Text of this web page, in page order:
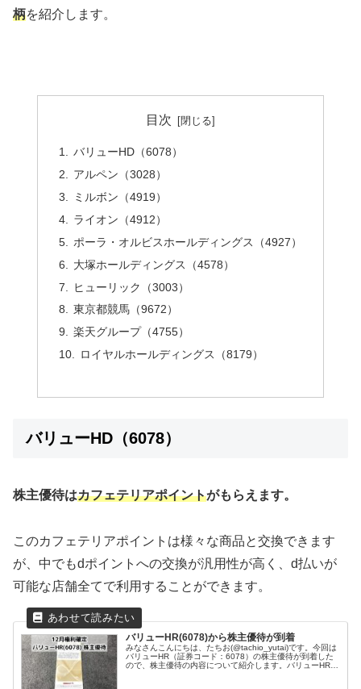
柄を紹介します。
目次
バリューHD（6078）
アルペン（3028）
ミルボン（4919）
ライオン（4912）
ポーラ・オルビスホールディングス（4927）
大塚ホールディングス（4578）
ヒューリック（3003）
東京都競馬（9672）
楽天グループ（4755）
ロイヤルホールディングス（8179）
バリューHD（6078）
株主優待はカフェテリアポイントがもらえます。
このカフェテリアポイントは様々な商品と交換できます
が、中でもdポイントへの交換が汎用性が高く、d払いが
可能な店舗全てで利用することができます。
バリューHR(6078)から株主優待が到着
みなさんこんにちは、たちお(@tachio_yutai)です。今回は
バリューHR（証券コード：6078）の株主優待が到着した
ので、株主優待の内容について紹介します。バリューHRは